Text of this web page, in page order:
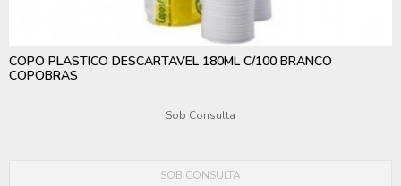
COPO PLÁSTICO DESCARTÁVEL 180ML C/100 BRANCO
COPOBRAS
Sob Consulta
SOB CONSULTA